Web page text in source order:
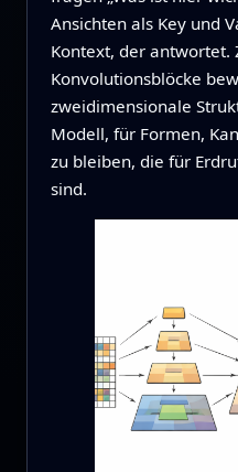
Ansichten als Key und
Kontext, der antwortet.
Konvolutionsblöcke
zweidimensionale
Modell, für Formen,
zu bleiben, die für
sind.